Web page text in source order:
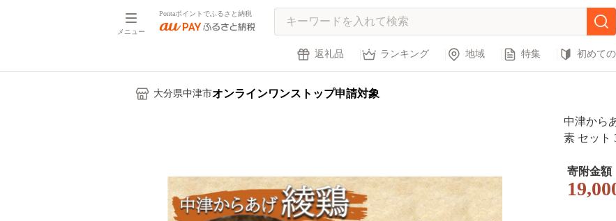
メニュー
Pontaポイントでふるさと納税
返礼品 ランキング 地域 特集 初めて
大分県中津市オンラインワンストップ申請対象
中津から
素 セット
飯 お弁当
寄附金額